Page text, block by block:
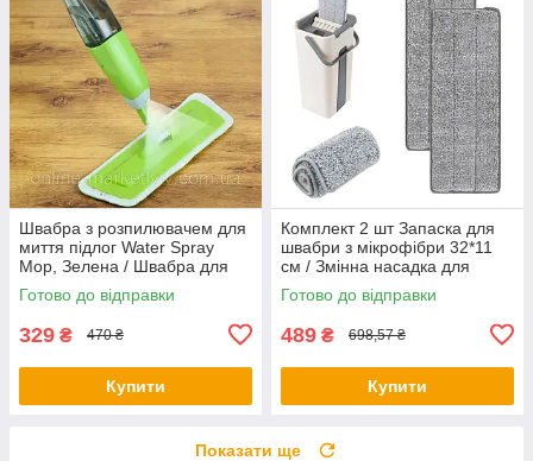
Швабра з розпилювачем для
миття підлог Water Spray
Mop, Зелена / Швабра для
прибирання
Готово до відправки
329 ₴ 470 ₴
Купити
Комплект 2 шт Запаска для
швабри з мікрофібри 32*11
см / Змінна насадка для
швабри
Готово до відправки
489 ₴ 698,57 ₴
Купити
Показати ще